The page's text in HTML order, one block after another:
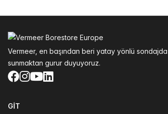
Vermeer, en başından beri yatay yönlü
sunmaktan gurur duyuyoruz.
Facebook
Instagram
YouTube
LinkedIn
GIT